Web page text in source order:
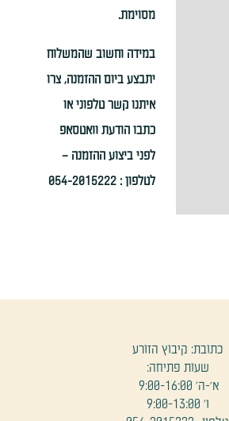
מסוימת.
במידה וחשוב שהמשלוח
יתבצע ביום ההזמנה, צרו
איתנו קשר טלפוני או
כתבו הודעת וואטסאפ
לפני ביצוע ההזמנה –
לטלפון : 054-2015222
כתובת: קיבוץ הזורע
שעות פתיחה:
א׳-ה' 9:00-16:00
ו' 9:00-13:00